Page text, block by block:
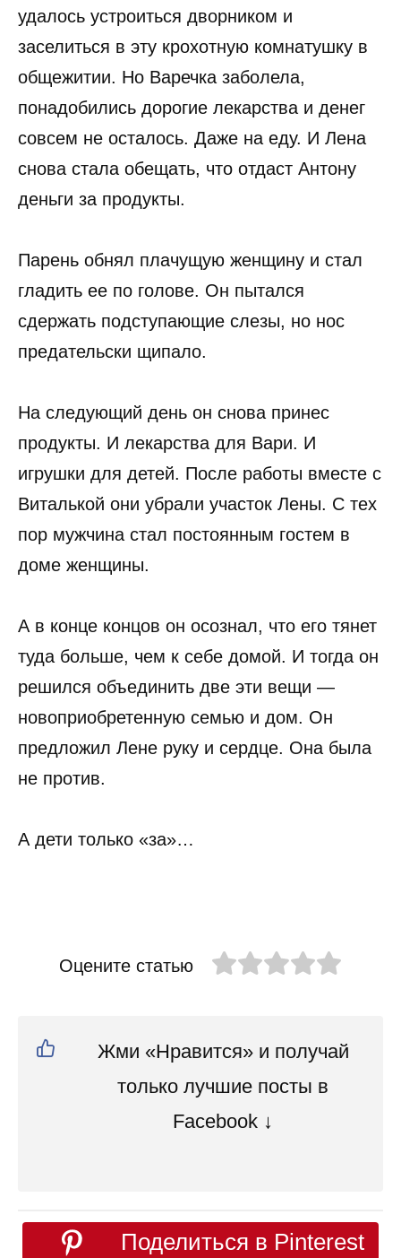
удалось устроиться дворником и
заселиться в эту крохотную комнатушку в
общежитии. Но Варечка заболела,
понадобились дорогие лекарства и денег
совсем не осталось. Даже на еду. И Лена
снова стала обещать, что отдаст Антону
деньги за продукты.
Парень обнял плачущую женщину и стал
гладить ее по голове. Он пытался
сдержать подступающие слезы, но нос
предательски щипало.
На следующий день он снова принес
продукты. И лекарства для Вари. И
игрушки для детей. После работы вместе с
Виталькой они убрали участок Лены. С тех
пор мужчина стал постоянным гостем в
доме женщины.
А в конце концов он осознал, что его тянет
туда больше, чем к себе домой. И тогда он
решился объединить две эти вещи —
новоприобретенную семью и дом. Он
предложил Лене руку и сердце. Она была
не против.
А дети только «за»…
Оцените статью
Жми «Нравится» и получай
только лучшие посты в
Facebook ↓
Поделиться в Pinterest